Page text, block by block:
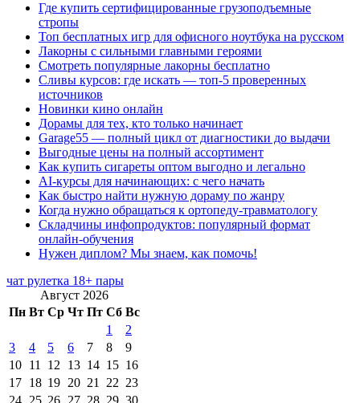
Где купить сертифицированные грузоподъемные
стропы
Топ бесплатных игр для офисного ноутбука на русском
Лакорны с сильными главными героями
Смотреть популярные лакорны бесплатно
Сливы курсов: где искать — топ-5 проверенных
источников
Новинки кино онлайн
Дорамы для тех, кто только начинает
Garage55 — полный цикл от диагностики до выдачи
Выгодные цены на полный ассортимент
Как купить сигареты оптом выгодно и легально
AI-курсы для начинающих: с чего начать
Как быстро найти нужную дораму по жанру
Когда нужно обращаться к ортопеду-травматологу
Складчины инфопродуктов: популярный формат
онлайн-обучения
Нужен диплом? Мы знаем, как помочь!
чат рулетка 18+ пары
Август 2026
Пн Вт Ср Чт Пт Сб Вс
1
2
3
4 5 6 7 8
9
10 11 12 13 14 15 16
17 18 19 20 21 22 23
24 25 26 27 28 29 30